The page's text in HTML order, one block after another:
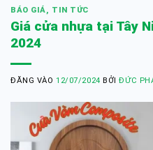
BÁO GIÁ, TIN TỨC
Giá cửa nhựa tại Tây
2024
ĐĂNG VÀO12/07/2024 BỞIĐỨC